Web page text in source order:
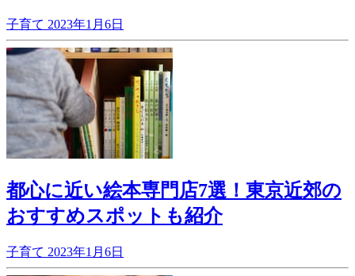
子育て 2023年1月6日
都心に近い絵本専門店7選！東京近郊の
おすすめスポットも紹介
子育て 2023年1月6日